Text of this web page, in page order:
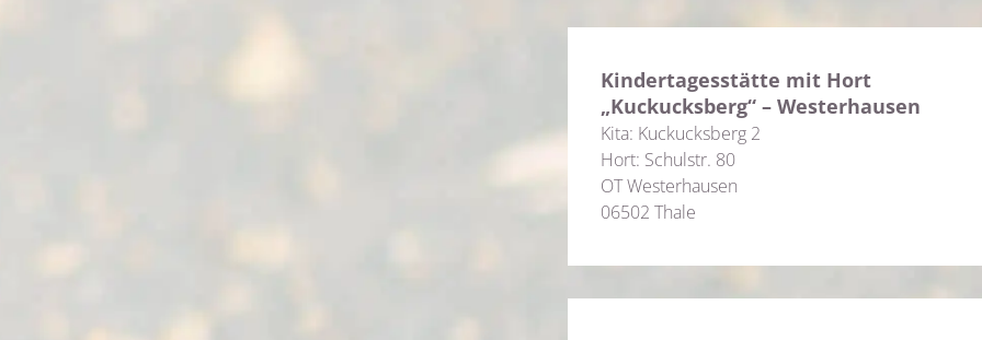
Kindertagesstätte mit Hort
„Kuckucksberg“ – Westerhausen
Kita: Kuckucksberg 2
Hort: Schulstr. 80
OT Westerhausen
06502 Thale